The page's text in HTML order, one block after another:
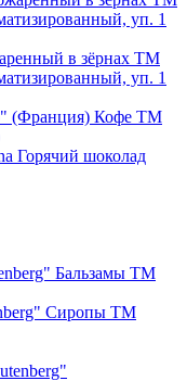
в зёрнах ТМ
уп. 1
Кофе ТМ
Горячий шоколад
Бальзамы ТМ
Сиропы ТМ